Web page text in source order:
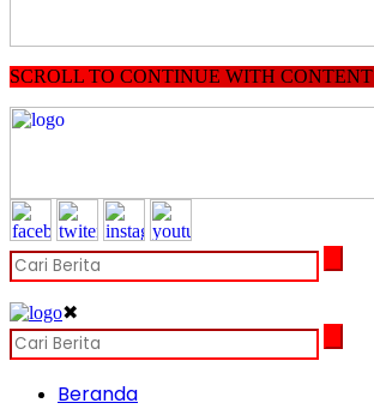
SCROLL TO CONTINUE WITH CONTENT
✖
Beranda